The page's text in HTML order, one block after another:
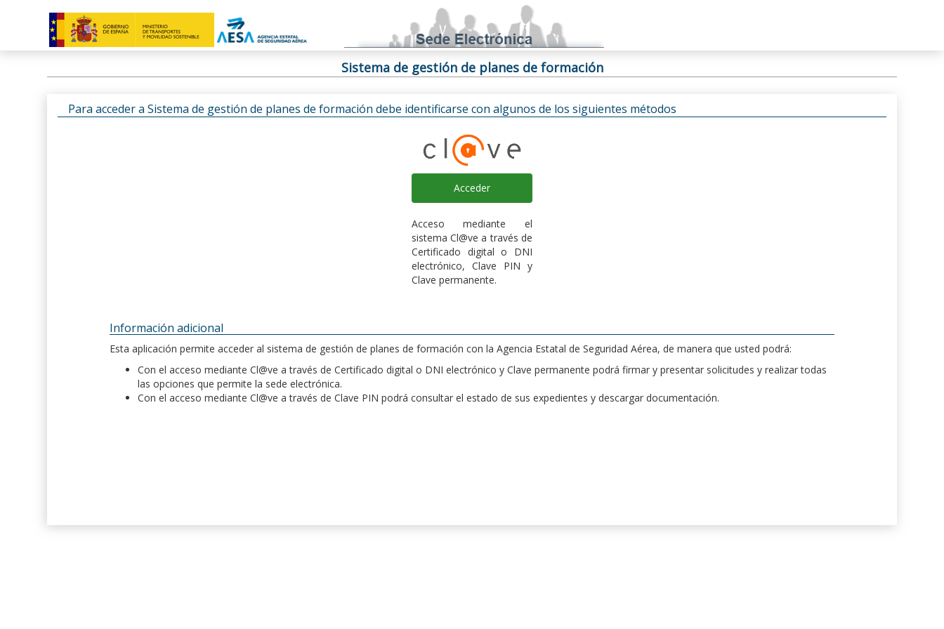
Sistema de gestión de planes de formación
Para acceder a Sistema de gestión de planes de formación debe identificarse con algunos de los siguientes métodos
Acceder
Acceso mediante el
sistema Cl@ve a través de
Certificado digital o DNI
electrónico, Clave PIN y
Clave permanente.
Información adicional
Esta aplicación permite acceder al sistema de gestión de planes de formación con la Agencia Estatal de Seguridad Aérea, de manera que usted podrá:
Con el acceso mediante Cl@ve a través de Certificado digital o DNI electrónico y Clave permanente podrá firmar y presentar solicitudes y realizar todas
las opciones que permite la sede electrónica.
Con el acceso mediante Cl@ve a través de Clave PIN podrá consultar el estado de sus expedientes y descargar documentación.